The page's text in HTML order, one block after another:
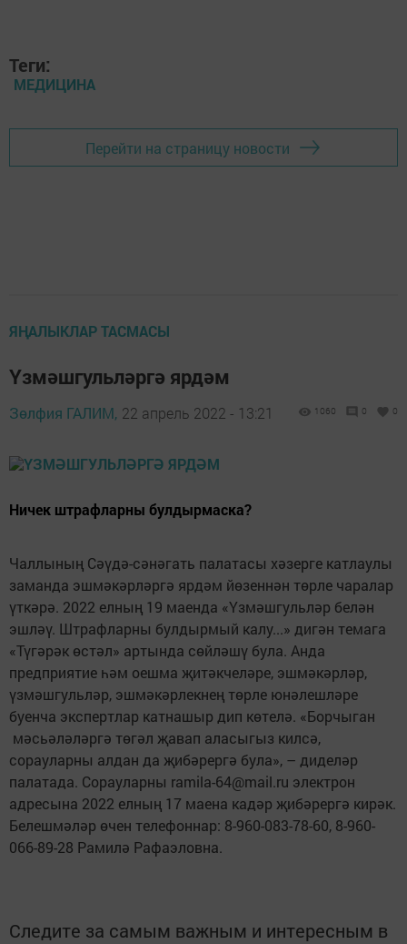
Теги:
МЕДИЦИНА
Перейти на страницу новости
ЯҢАЛЫКЛАР ТАСМАСЫ
Үзмәшгульләргә ярдәм
Зөлфия ГАЛИМ, 22 апрель 2022 - 13:21 1060 0 0
Ничек штрафларны булдырмаска?
Чаллының Сәүдә-сәнәгать палатасы хәзерге катлаулы
заманда эшмәкәрләргә ярдәм йөзеннән төрле чаралар
үткәрә. 2022 елның 19 маенда «Үзмәшгульләр белән
эшләү. Штрафларны булдырмый калу...» дигән темага
«Түгәрәк өстәл» артында сөйләшү була. Анда
предприятие һәм оешма җитәкчеләре, эшмәкәрләр,
үзмәшгульләр, эшмәкәрлекнең төрле юнәлешләре
буенча экспертлар катнашыр дип көтелә. «Борчыган
мәсьәләләргә төгәл җавап аласыгыз килсә,
сорауларны алдан да җибәрергә була», – диделәр
палатада. Сорауларны ramila-64@mail.ru электрон
адресына 2022 елның 17 маена кадәр җибәрергә кирәк.
Белешмәләр өчен телефоннар: 8-960-083-78-60, 8-960-
066-89-28 Рамилә Рафаэловна.
Следите за самым важным и интересным в